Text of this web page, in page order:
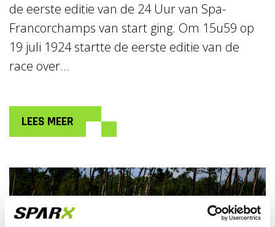
de eerste editie van de 24 Uur van Spa-
Francorchamps van start ging. Om 15u59 op
19 juli 1924 startte de eerste editie van de
race over...
LEES MEER